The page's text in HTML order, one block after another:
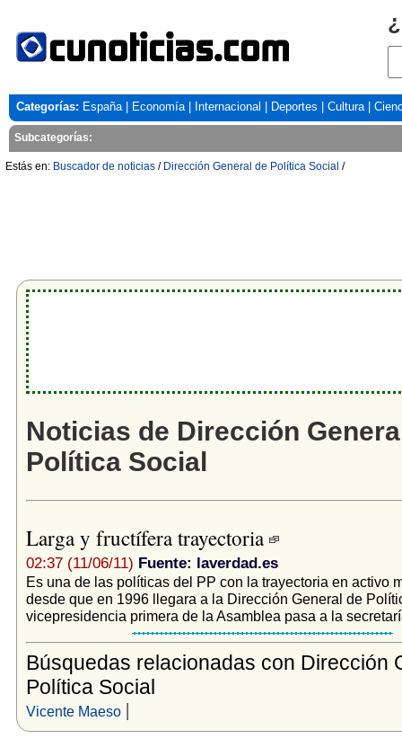
Categorías: España| Economía| Internacional Deportes Cultura|
Subcategorías:
Estás en: Buscador de noticias / Dirección General de Política Social /
Noticias de Dirección
Política Social
Larga y fructífera trayectoria
02:37 (11/06/11) Fuente: laverdad.es
Es una de las políticas del PP con la trayectoria en activo
desde que en 1996 llegara a la Dirección General de
vicepresidencia primera de la Asamblea pasa a la
Búsquedas relacionadas con Dirección
Política Social
Vicente Maeso|